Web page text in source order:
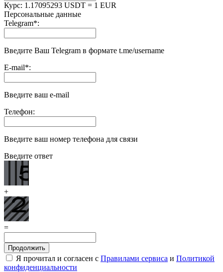
Курс: 1.17095293 USDT = 1 EUR
Персональные данные
Telegram*:
Введите Ваш Telegram в формате t.me/username
E-mail*:
Введите ваш e-mail
Телефон:
Введите ваш номер телефона для связи
Введите ответ
+
=
Я прочитал и согласен с Правилами сервиса и Политикой
конфиденциальности